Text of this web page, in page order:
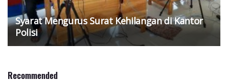
Syarat Mengurus Surat Kehilangan di Kantor
Polisi
Recommended